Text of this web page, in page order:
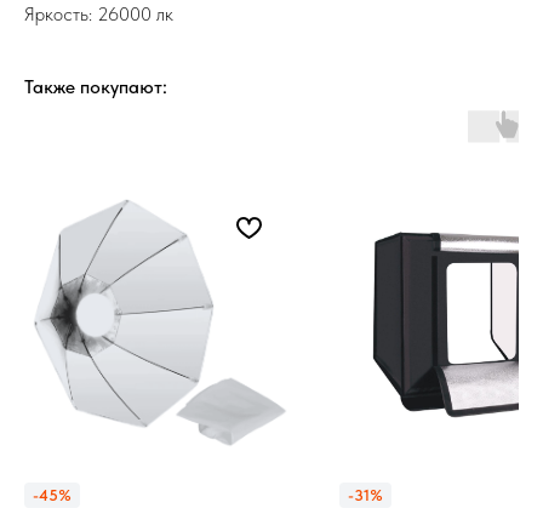
Яркость: 26000 лк
Также покупают:
-45% -31%